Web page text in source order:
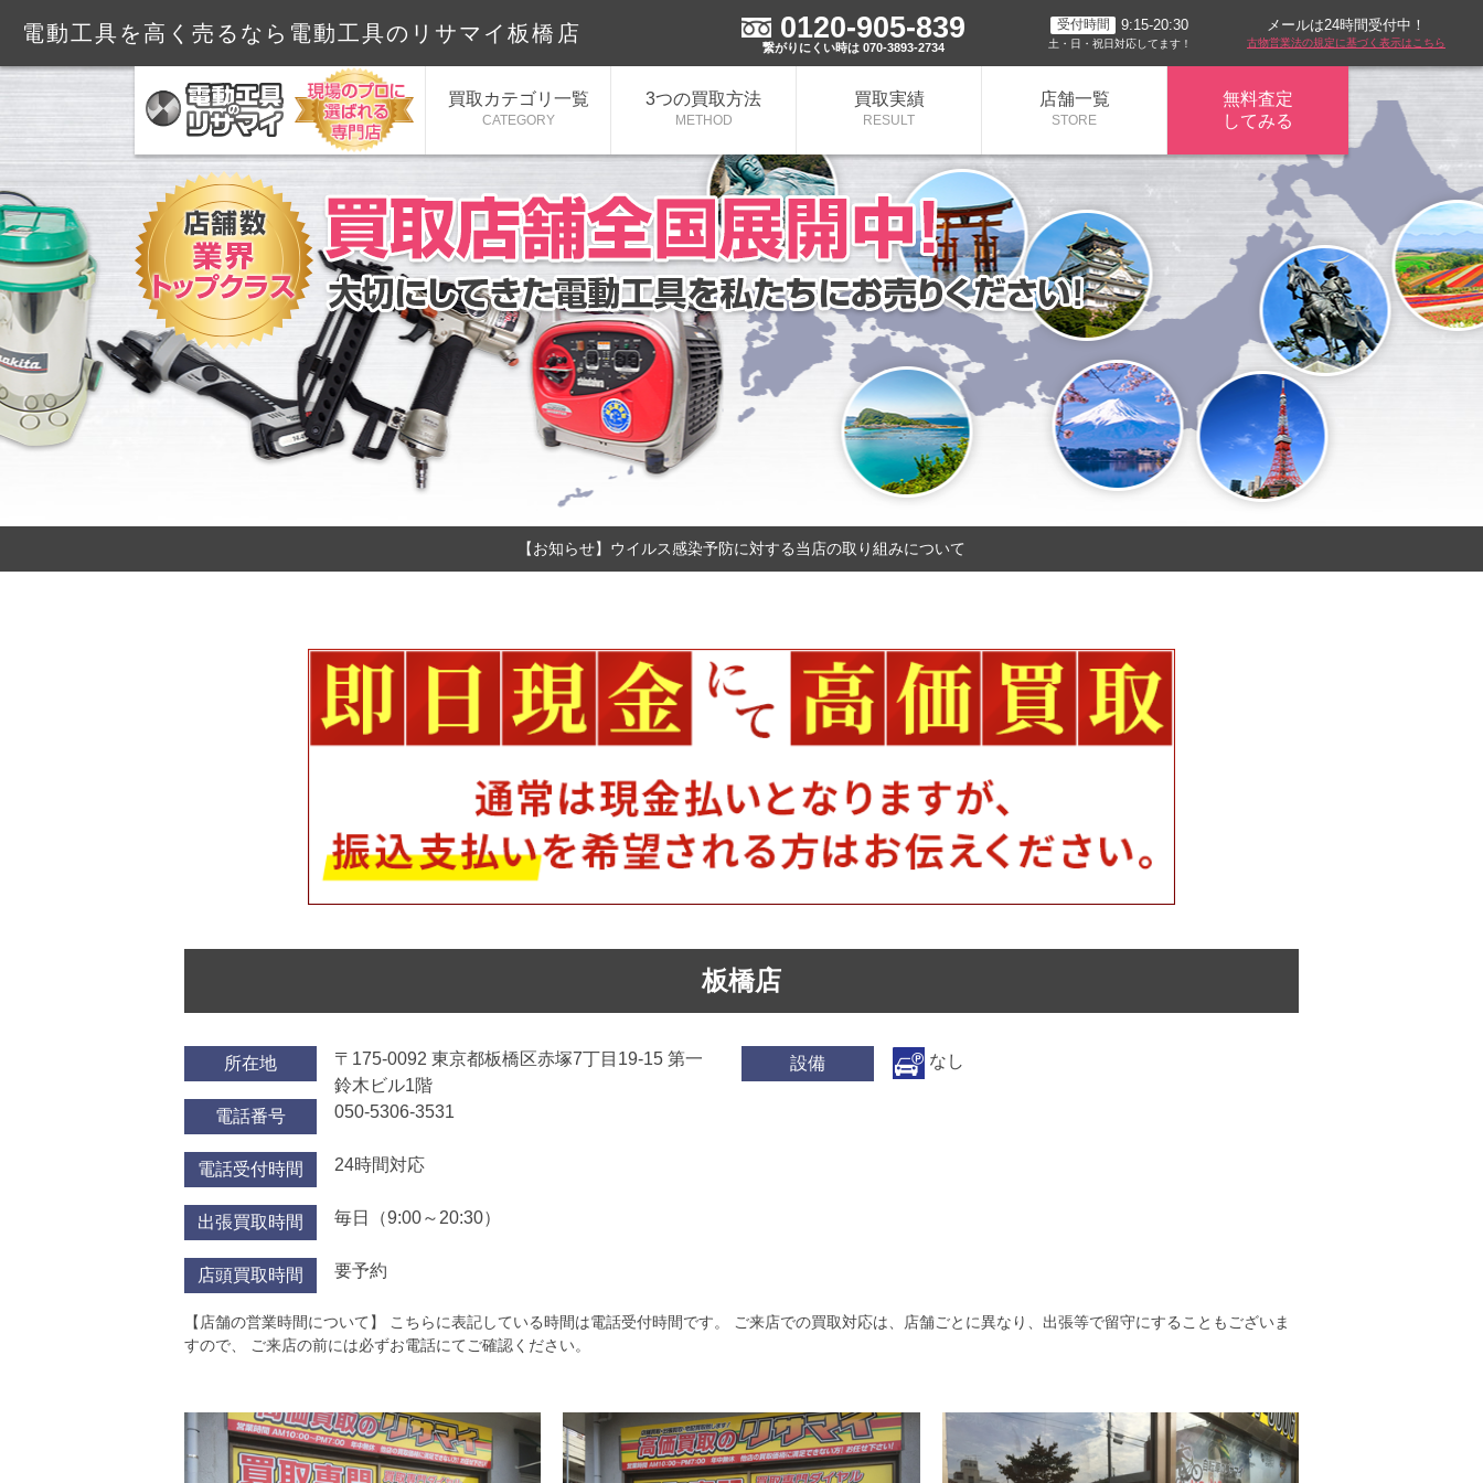
電動工具を高く売るなら電動工具のリサマイ板橋店 0120-905-839
繋がりにくい時は 070-3893-2734
受付時間 9:15-20:30
土・日・祝日対応してます！
メールは24時間受付中！
古物営業法の規定に基づく表示はこちら
買取カテゴリ一覧
CATEGORY
3つの買取方法
METHOD
買取実績
RESULT
店舗一覧
STORE
無料査定
してみる
【お知らせ】ウイルス感染予防に対する当店の取り組みについて
板橋店
所在地
〒175-0092 東京都板橋区赤塚7丁目19-15 第一
鈴木ビル1階
電話番号
050-5306-3531
電話受付時間 24時間対応
出張買取時間 毎日（9:00～20:30）
店頭買取時間 要予約
設備 なし
【店舗の営業時間について】 こちらに表記している時間は電話受付時間です。 ご来店での買取対応は、店舗ごとに異なり、出張等で留守にすることもございま
すので、 ご来店の前には必ずお電話にてご確認ください。